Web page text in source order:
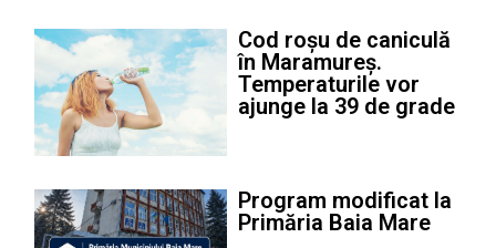
Cod roșu de caniculă
în Maramureș.
Temperaturile vor
ajunge la 39 de grade
Program modificat la
Primăria Baia Mare